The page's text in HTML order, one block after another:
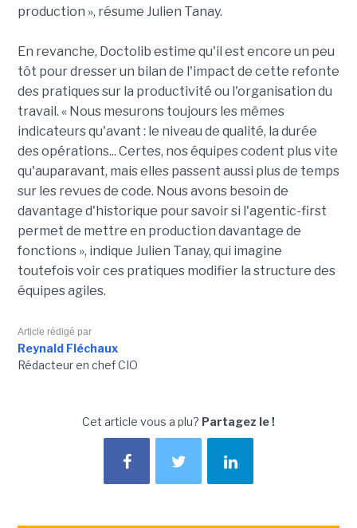
production », résume Julien Tanay.
En revanche, Doctolib estime qu'il est encore un peu
tôt pour dresser un bilan de l'impact de cette refonte
des pratiques sur la productivité ou l'organisation du
travail. « Nous mesurons toujours les mêmes
indicateurs qu'avant : le niveau de qualité, la durée
des opérations... Certes, nos équipes codent plus vite
qu'auparavant, mais elles passent aussi plus de temps
sur les revues de code. Nous avons besoin de
davantage d'historique pour savoir si l'agentic-first
permet de mettre en production davantage de
fonctions », indique Julien Tanay, qui imagine
toutefois voir ces pratiques modifier la structure des
équipes agiles.
Article rédigé par
Reynald Fléchaux
Rédacteur en chef CIO
Cet article vous a plu? Partagez le !